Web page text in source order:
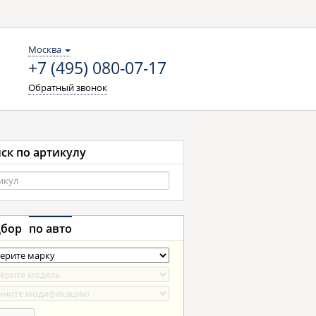
Москва
+7 (495) 080-07-17
Обратный звонок
по артикулу
по авто